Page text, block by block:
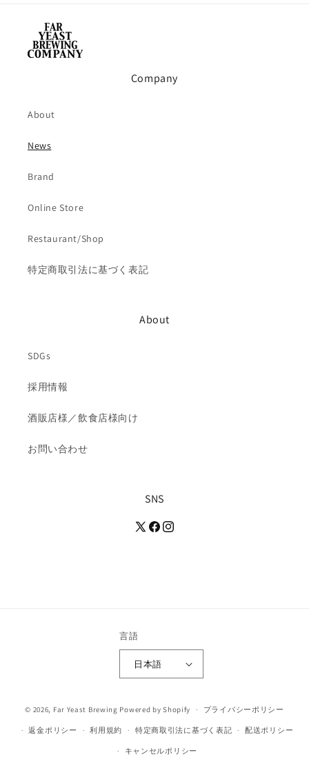
Company
About
News
Brand
Online Store
Restaurant/Shop
特定商取引法に基づく表記
About
SDGs
採用情報
酒販店様／飲食店様向け
お問い合わせ
SNS
言語
日本語
済
方
法
© 2026, Far Yeast Brewing Powered by Shopify プライバシーポリシー
返金ポリシー 利用規約 特定商取引法に基づく表記 配送ポリシー
キャンセルポリシー